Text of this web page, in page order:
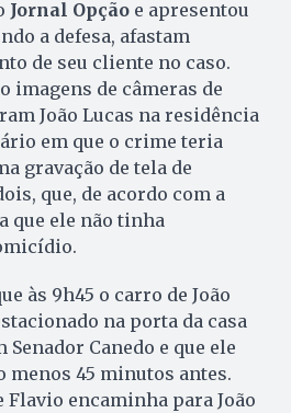
Jornal Opção e apresentou
a defesa, afastam
de seu cliente no caso.
imagens de câmeras de
João Lucas na residência
em que o crime teria
gravação de tela de
que, de acordo com a
que ele não tinha
às 9h45 o carro de João
na porta da casa
Senador Canedo e que ele
menos 45 minutos antes.
Flavio encaminha para João